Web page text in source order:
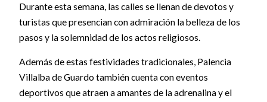
Durante esta semana, las calles se llenan de devotos y
turistas que presencian con admiración la belleza de los
pasos y la solemnidad de los actos religiosos.
Además de estas festividades tradicionales, Palencia
Villalba de Guardo también cuenta con eventos
deportivos que atraen a amantes de la adrenalina y el